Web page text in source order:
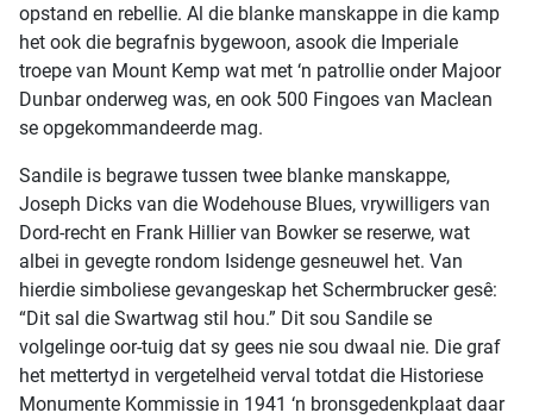
opstand en rebellie. Al die blanke manskappe in die kamp
het ook die begrafnis bygewoon, asook die Imperiale
troepe van Mount Kemp wat met ‘n patrollie onder Majoor
Dunbar onderweg was, en ook 500 Fingoes van Maclean
se opgekommandeerde mag.
Sandile is begrawe tussen twee blanke manskappe,
Joseph Dicks van die Wodehouse Blues, vrywilligers van
Dord-recht en Frank Hillier van Bowker se reserwe, wat
albei in gevegte rondom Isidenge gesneuwel het. Van
hierdie simboliese gevangeskap het Schermbrucker gesê:
“Dit sal die Swartwag stil hou.” Dit sou Sandile se
volgelinge oor-tuig dat sy gees nie sou dwaal nie. Die graf
het mettertyd in vergetelheid verval totdat die Historiese
Monumente Kommissie in 1941 ‘n bronsgedenkplaat daar